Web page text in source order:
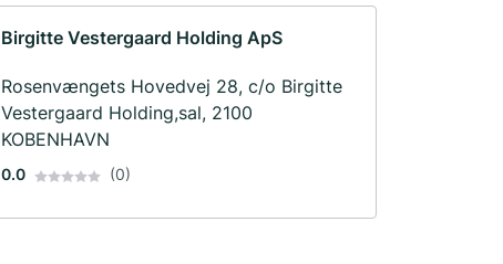
Birgitte Vestergaard Holding ApS
Rosenvængets Hovedvej 28, c/o Birgitte
Vestergaard Holding,sal, 2100
KOBENHAVN
0.0 (0)